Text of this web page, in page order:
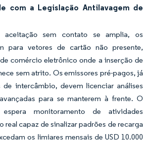
com a Legislação Antilavagem de
sem contato se amplia, os
para vetores de cartão não presente,
comércio eletrônico onde a inserção de
sem atrito. Os emissores pré-pagos, já
intercâmbio, devem licenciar análises
para se manterem à frente. O
monitoramento de atividades
real capaz de sinalizar padrões de recarga
os limiares mensais de USD 10.000